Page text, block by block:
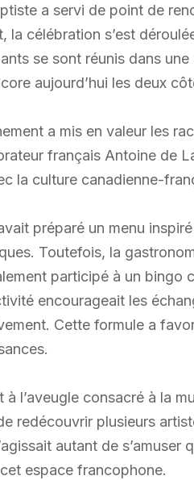
a servi de point de
la célébration s’est
se sont réunis dans
aujourd’hui les deux
a mis en valeur les
français Antoine de
la culture canadienne-
préparé un menu
Toutefois, la
participé à un bingo
encourageait les
Cette formule a
l’aveugle consacré à la
redécouvrir plusieurs
autant de s’amuser
espace francophone.